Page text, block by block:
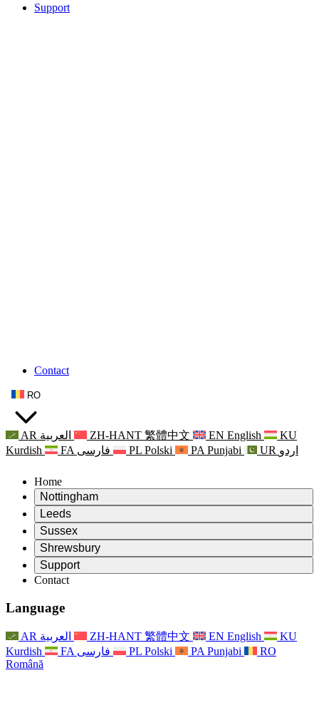
Support
Contact
RO
AR العربية ZH-HANT 繁體中文 EN English
KU
Kurdish
FA فارسی PL Polski PA Punjabi UR اردو
Home
Nottingham
Review
Președintele revizuirii
Echipa independentă de evaluare
Termeni de referință
Raportul final al evaluării independente
Întrebări frecvente
Procesul de feedback al familiei
Buletine informative
Renunțare
Evenimente
Leeds
Review
Președintele revizuirii
Echipa independentă de evaluare
Termeni de referință
Contact
Sprijin psihologic pentru familii
Actualizări pentru familii
Evenimente
For Staff
Sprijin pentru personal
Vocile personalului
Sussex
Review
Președintele revizuirii
Echipa independentă de evaluare
Termeni de referință
For Families
Actualizări pentru familii
Evenimente
For Staff
Shrewsbury
Review
Termeni de referință pentru revizuirea maternității
Raportul final al evaluării independente
Primul raport al evaluării independente
For Families
Actualizări
Support
Leeds
Nottingham
Serviciul de asistență psihologică familială
Sprijin în caz de criză în domeniul sănătății mintale
Servicii regionale Nottingham
National
Sepsis Charities
Contact
Language
AR العربية ZH-HANT 繁體中文 EN English
KU
Kurdish
FA فارسی PL Polski PA Punjabi
RO
Română